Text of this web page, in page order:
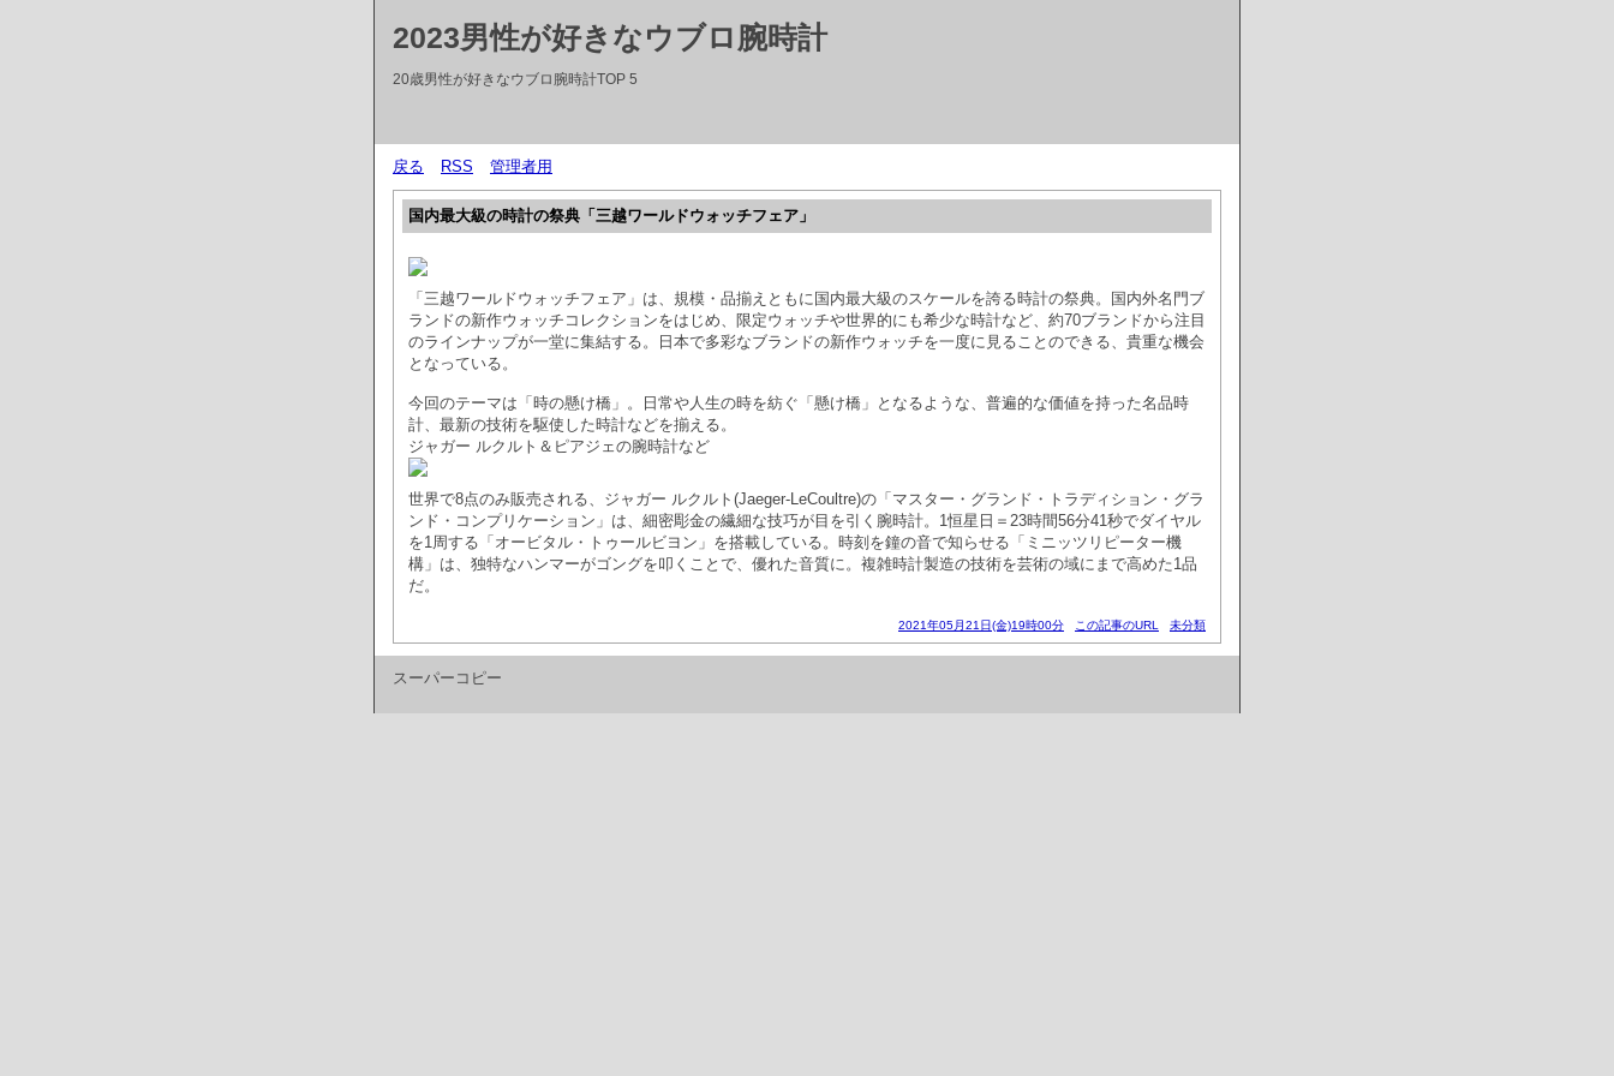
2023男性が好きなウブロ腕時計
20歳男性が好きなウブロ腕時計TOP 5
戻る RSS 管理者用
国内最大級の時計の祭典「三越ワールドウォッチフェア」
「三越ワールドウォッチフェア」は、規模・品揃えともに国内最大級のスケールを誇る時計の祭典。国内外名門ブ
ランドの新作ウォッチコレクションをはじめ、限定ウォッチや世界的にも希少な時計など、約70ブランドから注目
のラインナップが一堂に集結する。日本で多彩なブランドの新作ウォッチを一度に見ることのできる、貴重な機会
となっている。
今回のテーマは「時の懸け橋」。日常や人生の時を紡ぐ「懸け橋」となるような、普遍的な価値を持った名品時
計、最新の技術を駆使した時計などを揃える。
ジャガー ルクルト＆ピアジェの腕時計など
世界で8点のみ販売される、ジャガー ルクルト(Jaeger-LeCoultre)の「マスター・グランド・トラディション・グラ
ンド・コンプリケーション」は、細密彫金の繊細な技巧が目を引く腕時計。1恒星日＝23時間56分41秒でダイヤル
を1周する「オービタル・トゥールビヨン」を搭載している。時刻を鐘の音で知らせる「ミニッツリピーター機
構」は、独特なハンマーがゴングを叩くことで、優れた音質に。複雑時計製造の技術を芸術の域にまで高めた1品
だ。
2021年05月21日(金)19時00分 この記事のURL 未分類
スーパーコピー